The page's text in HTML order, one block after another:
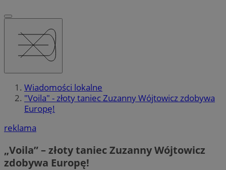
Wiadomości lokalne
"Voila" - złoty taniec Zuzanny Wójtowicz zdobywa
Europę!
reklama
„Voila” – złoty taniec Zuzanny Wójtowicz
zdobywa Europę!